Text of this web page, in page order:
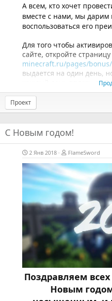
А всем, кто хочет
вместе с нами, мы дарим
воспользоваться его
Для того чтобы
сайте, откройте
minecraft.ru/pages/bonus/
выдается на один день,
каждый день вплоть до 7
Проект
С Новым годом!
2 Янв 2018 FlameSword
Поздравляем
Новым